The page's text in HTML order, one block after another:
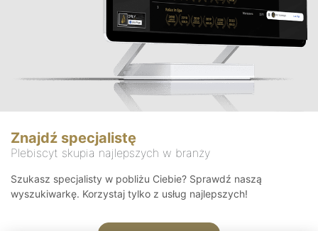
Znajdź specjalistę
Plebiscyt skupia najlepszych w branży
Szukasz specjalisty w pobliżu Ciebie? Sprawdź naszą
wyszukiwarkę. Korzystaj tylko z usług najlepszych!